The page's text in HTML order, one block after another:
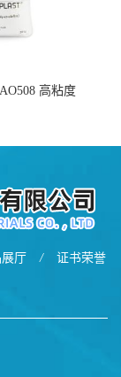
高粘度
厅 / 证书荣誉